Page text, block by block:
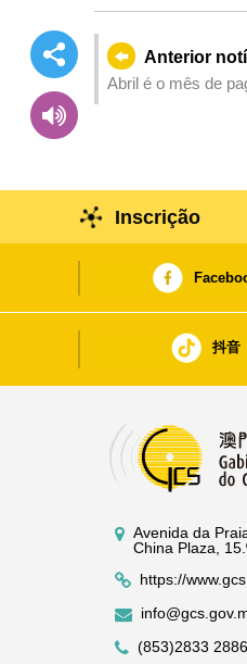
Anterior
Abril é o mês de
Inscrição
抖音
Avenida da
China Plaza,
https://
(853)2833 2886